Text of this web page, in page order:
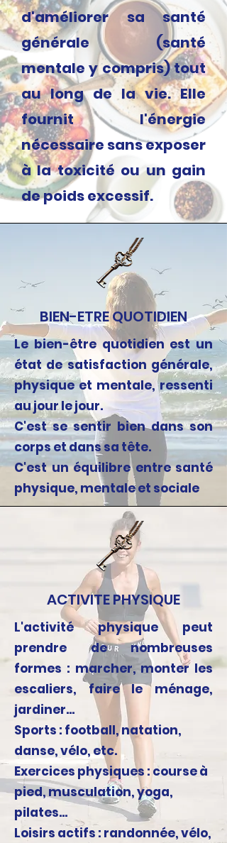
d'améliorer sa santé
générale (santé
mentale y compris) tout
au long de la vie. Elle
fournit l'énergie
nécessaire sans exposer
à la toxicité ou un gain
de poids excessif.
BIEN-ETRE QUOTIDIEN
Le bien-être quotidien est un
état de satisfaction générale,
physique et mentale, ressenti
au jour le jour.
C'est se sentir bien dans son
corps et dans sa tête.
C'est un équilibre entre santé
physique, mentale et sociale
ACTIVITE PHYSIQUE
L'activité physique peut
prendre de nombreuses
formes : marcher, monter les
escaliers, faire le ménage,
jardiner...
Sports : football, natation,
danse, vélo, etc.
Exercices physiques : course à
pied, musculation, yoga,
pilates...
Loisirs actifs : randonnée, vélo,